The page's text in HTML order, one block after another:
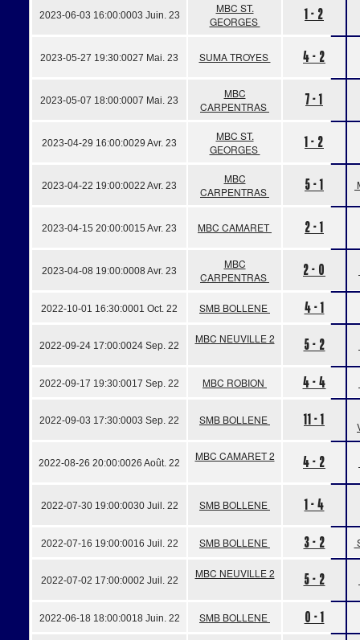
2023-06-03 16:00:0003 Juin. 23
MBC ST.
GEORGES
1 - 2
2023-05-27 19:30:0027 Mai. 23 SUMA TROYES 4 - 2
2023-05-07 18:00:0007 Mai. 23
MBC
CARPENTRAS
7 - 1
2023-04-29 16:00:0029 Avr. 23
MBC ST.
GEORGES
1 - 2
2023-04-22 19:00:0022 Avr. 23
MBC
CARPENTRAS
5 - 1
2023-04-15 20:00:0015 Avr. 23 MBC CAMARET 2 - 1
2023-04-08 19:00:0008 Avr. 23
MBC
CARPENTRAS
2 - 0
2022-10-01 16:30:0001 Oct. 22 SMB BOLLENE 4 - 1
2022-09-24 17:00:0024 Sep. 22
MBC NEUVILLE 2 5 - 2
2022-09-17 19:30:0017 Sep. 22 MBC ROBION 4 - 4
2022-09-03 17:30:0003 Sep. 22 SMB BOLLENE 11 - 1
2022-08-26 20:00:0026 Août. 22
MBC CAMARET 2 4 - 2
2022-07-30 19:00:0030 Juil. 22 SMB BOLLENE 1 - 4
2022-07-16 19:00:0016 Juil. 22 SMB BOLLENE 3 - 2
2022-07-02 17:00:0002 Juil. 22
MBC NEUVILLE 2 5 - 2
2022-06-18 18:00:0018 Juin. 22 SMB BOLLENE 0 - 1